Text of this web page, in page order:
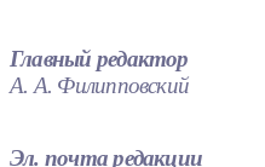
Главный редактор
А. А. Филипповский
Эл. почта редакции